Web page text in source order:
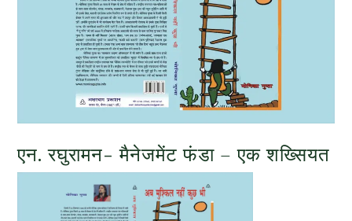
एन. रघुरामन- मैनेजमेंट फंडा – एक शख्सियत